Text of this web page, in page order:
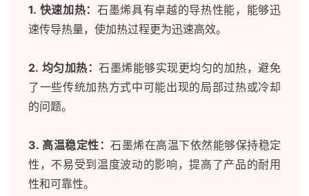
1. 快速加热： 石墨烯具有卓越的导热性能，能够迅
速传导热量，使加热过程更为迅速高效。
2. 均匀加热：石墨烯能够实现更均匀的加热，避免
了一些传统加热方式中可能出现的局部过热或冷却
的问题。
3. 高温稳定性：石墨烯在高温下依然能够保持稳定
性，不易受到温度波动的影响，提高了产品的耐用
性和可靠性。